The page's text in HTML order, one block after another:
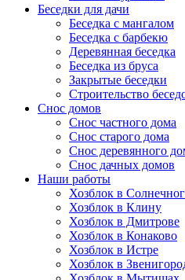
Беседки для дачи
Беседка с мангалом
Беседка с барбекю
Деревянная беседка
Беседка из бруса
Закрытые беседки
Строительство
Снос домов
Снос частного дома
Снос старого дома
Снос деревянного
Снос дачных домов
Наши работы
Хозблок в
Хозблок в Клину
Хозблок в Дмитрове
Хозблок в Конаково
Хозблок в Истре
Хозблок в